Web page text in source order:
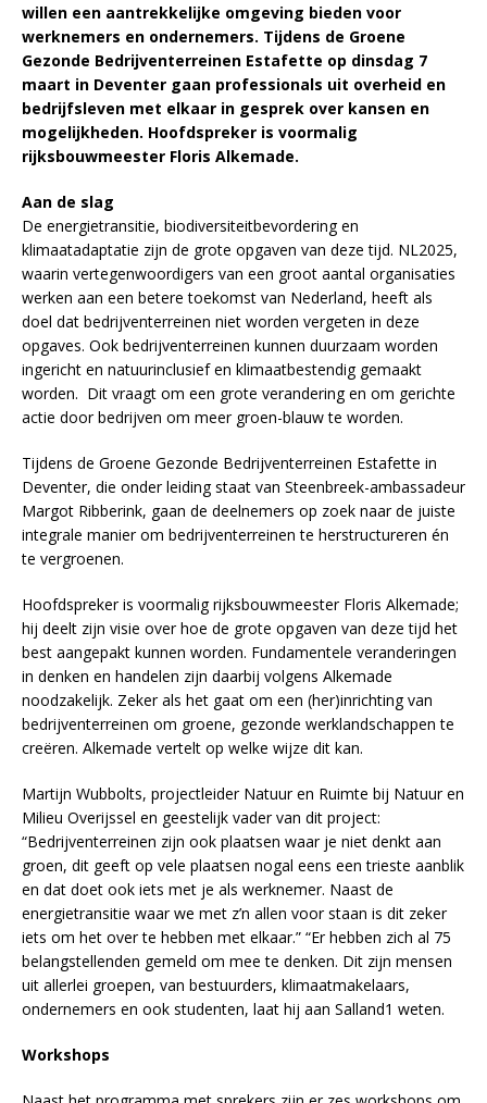
willen een aantrekkelijke omgeving bieden voor
werknemers en ondernemers. Tijdens de Groene
Gezonde Bedrijventerreinen Estafette op dinsdag 7
maart in Deventer gaan professionals uit overheid en
bedrijfsleven met elkaar in gesprek over kansen en
mogelijkheden. Hoofdspreker is voormalig
rijksbouwmeester Floris Alkemade.
Aan de slag
De energietransitie, biodiversiteitbevordering en
klimaatadaptatie zijn de grote opgaven van deze tijd. NL2025,
waarin vertegenwoordigers van een groot aantal organisaties
werken aan een betere toekomst van Nederland, heeft als
doel dat bedrijventerreinen niet worden vergeten in deze
opgaves. Ook bedrijventerreinen kunnen duurzaam worden
ingericht en natuurinclusief en klimaatbestendig gemaakt
worden. Dit vraagt om een grote verandering en om gerichte
actie door bedrijven om meer groen-blauw te worden.
Tijdens de Groene Gezonde Bedrijventerreinen Estafette in
Deventer, die onder leiding staat van Steenbreek-ambassadeur
Margot Ribberink, gaan de deelnemers op zoek naar de juiste
integrale manier om bedrijventerreinen te herstructureren én
te vergroenen.
Hoofdspreker is voormalig rijksbouwmeester Floris Alkemade;
hij deelt zijn visie over hoe de grote opgaven van deze tijd het
best aangepakt kunnen worden. Fundamentele veranderingen
in denken en handelen zijn daarbij volgens Alkemade
noodzakelijk. Zeker als het gaat om een (her)inrichting van
bedrijventerreinen om groene, gezonde werklandschappen te
creëren. Alkemade vertelt op welke wijze dit kan.
Martijn Wubbolts, projectleider Natuur en Ruimte bij Natuur en
Milieu Overijssel en geestelijk vader van dit project:
“Bedrijventerreinen zijn ook plaatsen waar je niet denkt aan
groen, dit geeft op vele plaatsen nogal eens een trieste aanblik
en dat doet ook iets met je als werknemer. Naast de
energietransitie waar we met z’n allen voor staan is dit zeker
iets om het over te hebben met elkaar.” “Er hebben zich al 75
belangstellenden gemeld om mee te denken. Dit zijn mensen
uit allerlei groepen, van bestuurders, klimaatmakelaars,
ondernemers en ook studenten, laat hij aan Salland1 weten.
Workshops